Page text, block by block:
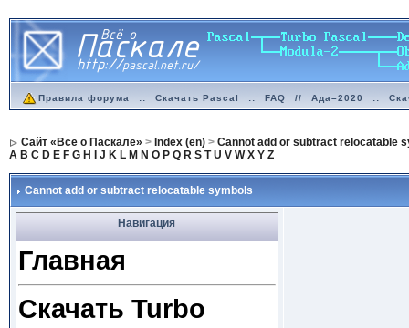
Правила форума :: Скачать Pascal :: FAQ // Ада–2020 ::
Сайт «Всё о Паскале» > Index (en)> Cannot add or subtract relocatable
A B C D E F G H J K L M N O P Q R S T U V W X Y Z
Cannot add or subtract relocatable symbols
Навигация
Главная
Скачать Turbo